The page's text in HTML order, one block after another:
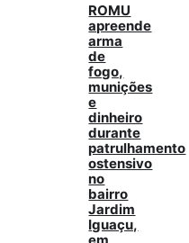
ROMU
apreende
arma
de
fogo,
munições
e
dinheiro
durante
patrulhamento
ostensivo
no
bairro
Jardim
Iguaçu,